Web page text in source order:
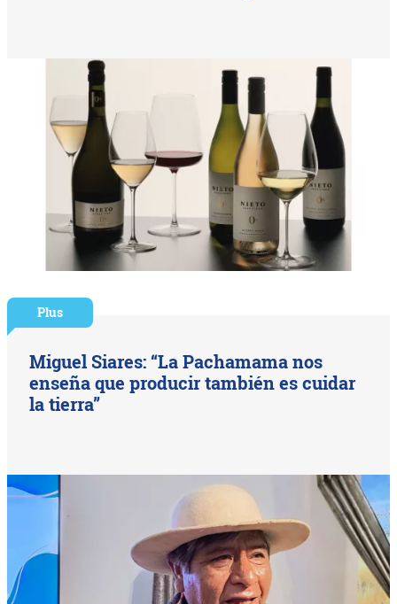
Plus
Miguel Siares: “La Pachamama nos
enseña que producir también es cuidar
la tierra”